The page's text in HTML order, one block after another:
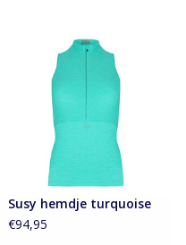
Susy hemdje turquoise
€94,95